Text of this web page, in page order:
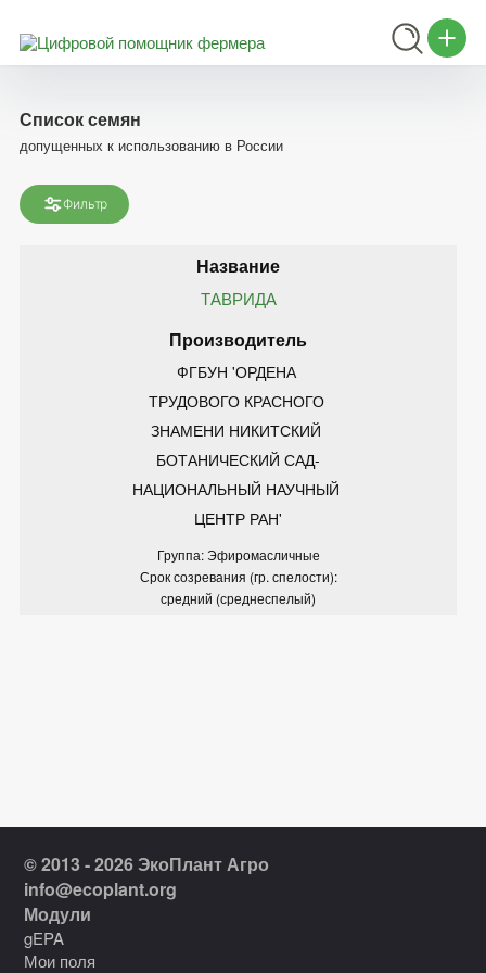
Список семян
допущенных к использованию в России
Фильтр
ТАВРИДА
ФГБУН 'ОРДЕНА
ТРУДОВОГО КРАСНОГО
ЗНАМЕНИ НИКИТСКИЙ
БОТАНИЧЕСКИЙ САД-
НАЦИОНАЛЬНЫЙ НАУЧНЫЙ
ЦЕНТР РАН'
Группа: Эфиромасличные
Срок созревания (гр. спелости):
средний (среднеспелый)
© 2013 - 2026 ЭкоПлант Агро
info@ecoplant.org
Модули
gEPA
Мои поля